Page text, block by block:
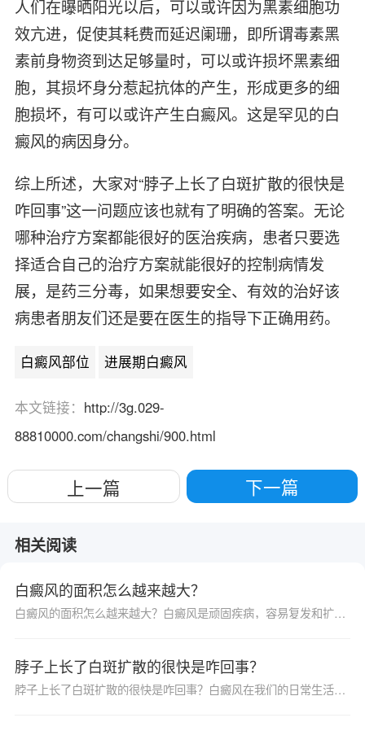
人们在曝晒阳光以后，可以或许因为黑素细胞功
效亢进，促使其耗费而延迟阑珊，即所谓毒素黑
素前身物资到达足够量时，可以或许损坏黑素细
胞，其损坏身分惹起抗体的产生，形成更多的细
胞损坏，有可以或许产生白癜风。这是罕见的白
癜风的病因身分。
综上所述，大家对“脖子上长了白斑扩散的很快是
咋回事”这一问题应该也就有了明确的答案。无论
哪种治疗方案都能很好的医治疾病，患者只要选
择适合自己的治疗方案就能很好的控制病情发
展，是药三分毒，如果想要安全、有效的治好该
病患者朋友们还是要在医生的指导下正确用药。
白癜风部位 进展期白癜风
本文链接： http://3g.029-
88810000.com/changshi/900.html
上一篇 下一篇
相关阅读
白癜风的面积怎么越来越大？
白癜风的面积怎么越来越大？白癜风是顽固疾病，容易复发和扩散，所以我们治疗时候需要更长的时间和精力，坚持治疗，这样才能起到治疗效果。可是有的患者在治疗后期发现自己白斑慢慢越大了，很是害怕，那么，白癜风的面积怎么越来越大？
脖子上长了白斑扩散的很快是咋回事？
脖子上长了白斑扩散的很快是咋回事？白癜风在我们的日常生活中属于一种比较常见并且很高发的皮肤科疾病，而且一旦患病就会严重危害着患者的身心健康，这种疾病的出现给患者带来的影响极大，一定要尽快找准病因并治疗。千万不能盲目用药以免对患者造成更严重的伤害，那么下面就为大家来详细介绍一下脖子上长了白斑扩散的很快是咋回事吧，希望能帮助到大家。